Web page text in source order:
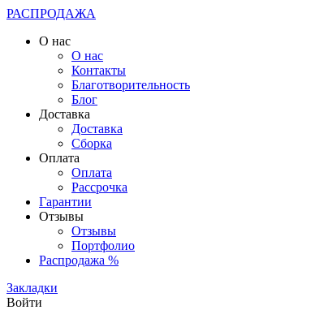
РАСПРОДАЖА
О нас
О нас
Контакты
Благотворительность
Блог
Доставка
Доставка
Сборка
Оплата
Оплата
Рассрочка
Гарантии
Отзывы
Отзывы
Портфолио
Распродажа %
Закладки
Войти